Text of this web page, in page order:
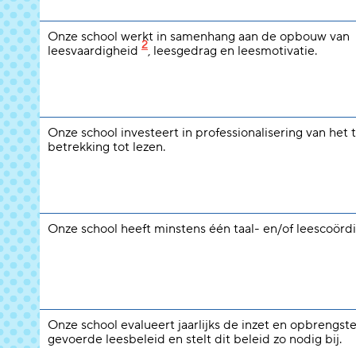
Onze school werkt in samenhang aan de opbouw van
leesvaardigheid 2, leesgedrag en leesmotivatie.
Onze school investeert in professionalisering van het
betrekking tot lezen.
Onze school heeft minstens één taal- en/of
Onze school evalueert jaarlijks de inzet en
gevoerde leesbeleid en stelt dit beleid zo nodig bij.